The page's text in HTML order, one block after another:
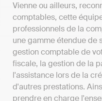
Vienne ou ailleurs,
comptables, cette
professionnels de la
une gamme étendue de
gestion comptable de
fiscale, la gestion de la
l'assistance lors de la
d'autres prestations.
prendre en charge